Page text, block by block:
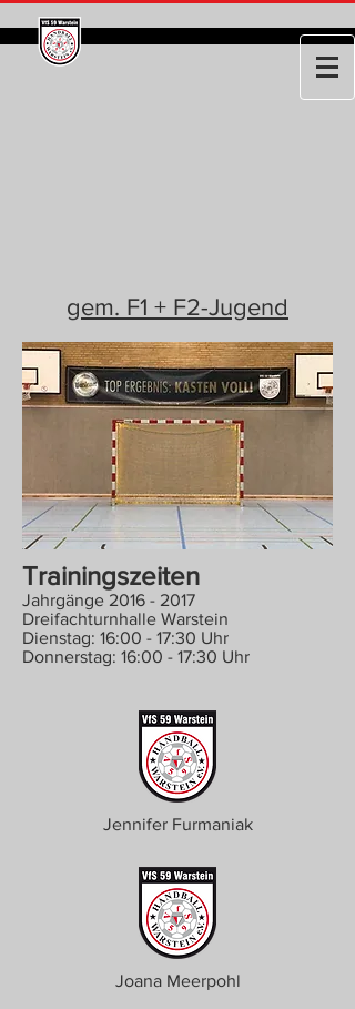
gem. F1 + F2-Jugend
Trainingszeiten
Jahrgänge 2016 - 2017
Dreifachturnhalle Warstein
Dienstag: 16:00 - 17:30 Uhr
Donnerstag: 16:00 - 17:30 Uhr
Jennifer Furmaniak
Joana Meerpohl